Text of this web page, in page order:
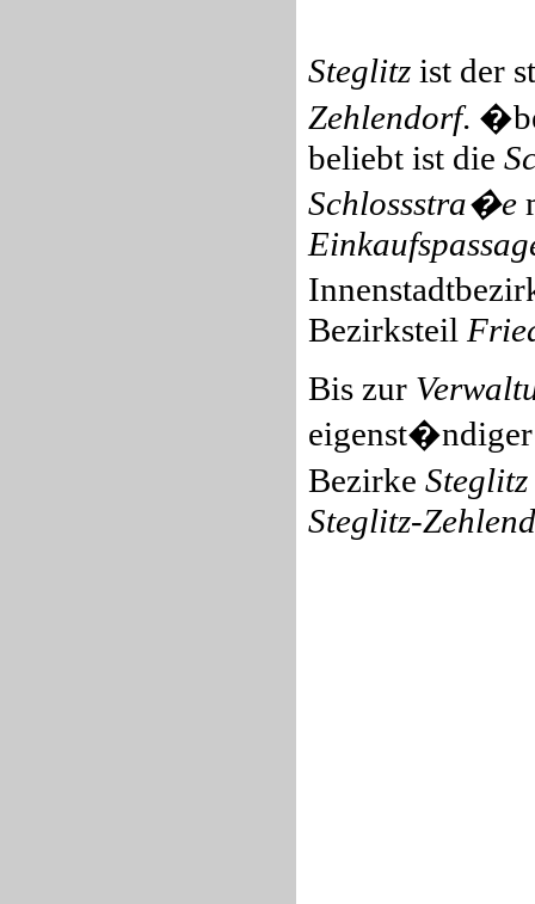
Steglitz ist der
Zehlendorf.
beliebt ist die
Schlossstra�e
Bezirksteil
Bis zur
Bezirke Steglitz
Steglitz-